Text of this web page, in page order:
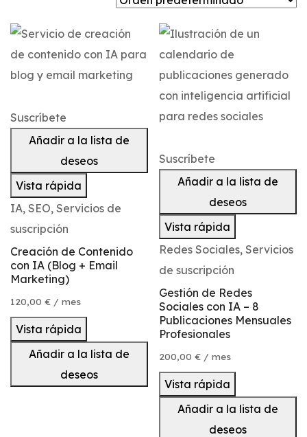
Suscríbete
Añadir a la lista de
deseos
Vista rápida
IA, SEO, Servicios de
suscripción
Creación de Contenido
con IA (Blog + Email
Marketing)
120,00 € / mes
Vista rápida
Añadir a la lista de
deseos
Suscríbete
Añadir a la lista de
deseos
Vista rápida
Redes Sociales,Servicios
de suscripción
Gestión de Redes
Sociales con IA – 8
Publicaciones Mensuales
Profesionales
200,00€ / mes
Vista rápida
Añadir a la lista de
deseos